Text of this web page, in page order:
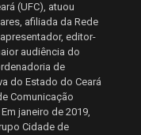
(UFC), atuou
afiliada da Rede
editor-
audiência do
de
do Estado do Ceará
Comunicação
janeiro de 2019,
Cidade de